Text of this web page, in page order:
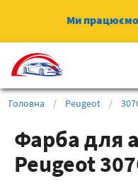
Ми
Головна / Peugeot /
Фарба для
Peugeot